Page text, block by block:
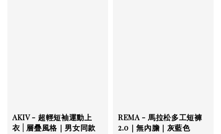
AKIV - 超輕短袖運動上
衣 | 層疊風格｜男女同款
REMA - 馬拉松多工短褲
2.0｜無內膽｜灰藍色